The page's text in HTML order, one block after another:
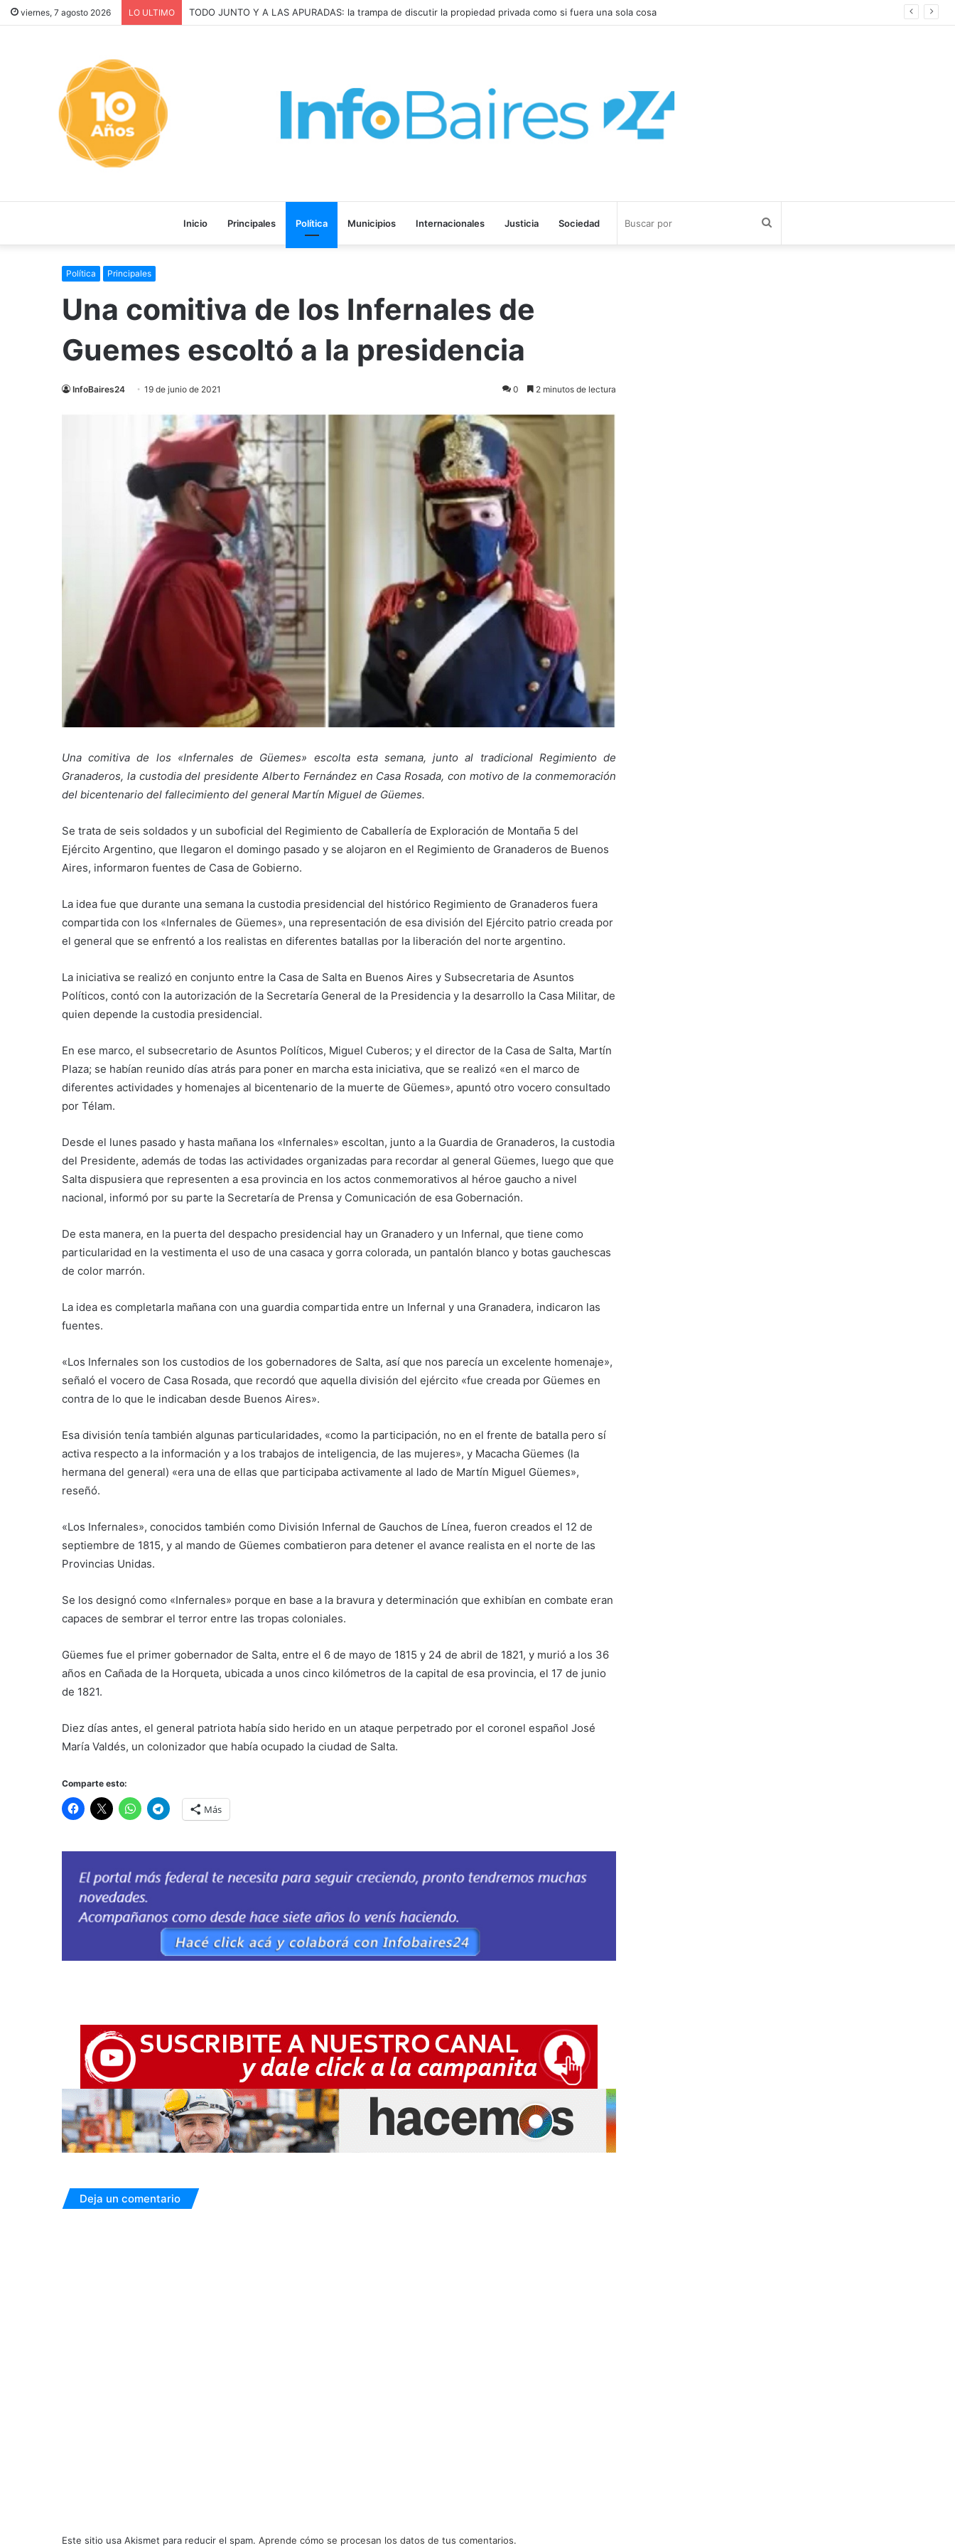
viernes, 7 agosto 2026 LO ULTIMO La INFLACIÓN de CABA se DISPARÓ al 2,9% en JULIO: 19,4% en 2026
Inicio Principales Política Municipios Internacionales Justicia Sociedad
Política Principales
Una comitiva de los Infernales de
Guemes escoltó a la presidencia
InfoBaires24 19 de junio de 2021 0 2 minutos de lectura
Una comitiva de los «Infernales de Güemes» escolta esta semana, junto al tradicional Regimiento de
Granaderos, la custodia del presidente Alberto Fernández en Casa Rosada, con motivo de la conmemoración
del bicentenario del fallecimiento del general Martín Miguel de Güemes.
Se trata de seis soldados y un suboficial del Regimiento de Caballería de Exploración de Montaña 5 del
Ejército Argentino, que llegaron el domingo pasado y se alojaron en el Regimiento de Granaderos de Buenos
Aires, informaron fuentes de Casa de Gobierno.
La idea fue que durante una semana la custodia presidencial del histórico Regimiento de Granaderos fuera
compartida con los «Infernales de Güemes», una representación de esa división del Ejército patrio creada por
el general que se enfrentó a los realistas en diferentes batallas por la liberación del norte argentino.
La iniciativa se realizó en conjunto entre la Casa de Salta en Buenos Aires y Subsecretaria de Asuntos
Políticos, contó con la autorización de la Secretaría General de la Presidencia y la desarrollo la Casa Militar, de
quien depende la custodia presidencial.
En ese marco, el subsecretario de Asuntos Políticos, Miguel Cuberos; y el director de la Casa de Salta, Martín
Plaza; se habían reunido días atrás para poner en marcha esta iniciativa, que se realizó «en el marco de
diferentes actividades y homenajes al bicentenario de la muerte de Güemes», apuntó otro vocero consultado
por Télam.
Desde el lunes pasado y hasta mañana los «Infernales» escoltan, junto a la Guardia de Granaderos, la custodia
del Presidente, además de todas las actividades organizadas para recordar al general Güemes, luego que que
Salta dispusiera que representen a esa provincia en los actos conmemorativos al héroe gaucho a nivel
nacional, ​informó por su parte la Secretaría de Prensa y Comunicación de esa Gobernación.
De esta manera, en la puerta del despacho presidencial hay un Granadero y un Infernal, que tiene como
particularidad en la vestimenta el uso de una casaca y gorra colorada, un pantalón blanco y botas gauchescas
de color marrón.
La idea es completarla mañana con una guardia compartida entre un Infernal y una Granadera, indicaron las
fuentes.
«Los Infernales son los custodios de los gobernadores de Salta, así que nos parecía un excelente homenaje»,
señaló el vocero de Casa Rosada, que recordó que aquella división del ejército «fue creada por Güemes en
contra de lo que le indicaban desde Buenos Aires».
Esa división tenía también algunas particularidades, «como la participación, no en el frente de batalla pero sí
activa respecto a la información y a los trabajos de inteligencia, de las mujeres», y Macacha Güemes (la
hermana del general) «era una de ellas que participaba activamente al lado de Martín Miguel Güemes»,
reseñó.
«Los Infernales», conocidos también como División Infernal de Gauchos de Línea, fueron creados el 12 de
septiembre de 1815, y al mando de Güemes combatieron para detener el avance realista en el norte de las
Provincias Unidas.
Se los designó como «Infernales» porque en base a la bravura y determinación que exhibían en combate eran
capaces de sembrar el terror entre las tropas coloniales.
Güemes fue el primer gobernador de Salta, entre el 6 de mayo de 1815 y 24 de abril de 1821, y murió a los 36
años en Cañada de la Horqueta, ubicada a unos cinco kilómetros de la capital de esa provincia, el 17 de junio
de 1821.
Diez días antes, el general patriota había sido herido en un ataque perpetrado por el coronel español José
María Valdés, un colonizador que había ocupado la ciudad de Salta.
Comparte esto:
Más
Deja un comentario
Este sitio usa Akismet para reducir el spam. Aprende cómo se procesan los datos de tus comentarios.